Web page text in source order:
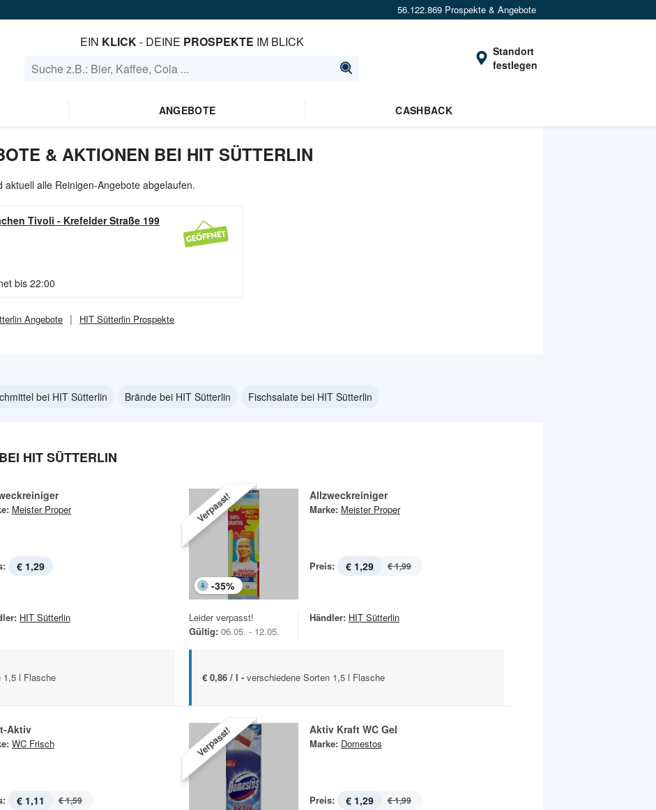
56.122.869 Prospekte & Angebote
EIN KLICK- DEINE PROSPEKTE IM BLICK
Standort
festlegen
ANGEBOTE CASHBACK
& AKTIONEN BEI HIT SÜTTERLIN
aktuell alle Reinigen-Angebote abgelaufen.
Tivoli - Krefelder Straße 199
bis 22:00
Angebote HIT Sütterlin Prospekte
bei HIT Sütterlin Brände bei HIT Sütterlin Fischsalate bei HIT Sütterlin
HIT SÜTTERLIN
Meister Proper
€ 1,29
HIT Sütterlin
1,5 l Flasche
Verpasst!
-35%
Allzweckreiniger
Marke: Meister Proper
Preis: € 1,29 € 1,99
Leider verpasst!
Gültig: 06.05. - 12.05.
Händler: HIT Sütterlin
€ 0,86 / l - verschiedene Sorten 1,5 l Flasche
Aktiv
WC Frisch
€ 1,11 € 1,59
Verpasst! Aktiv Kraft WC Gel
Marke: Domestos
Preis: € 1,29 € 1,99